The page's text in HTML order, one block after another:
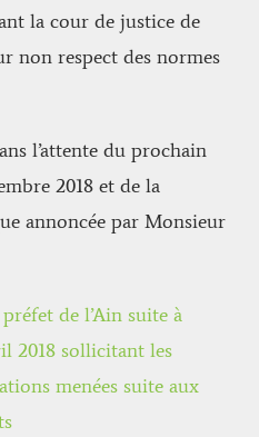
la cour de justice de
non respect des normes
l’attente du prochain
2018 et de la
annoncée par Monsieur
de l’Ain suite à
2018 sollicitant les
menées suite aux